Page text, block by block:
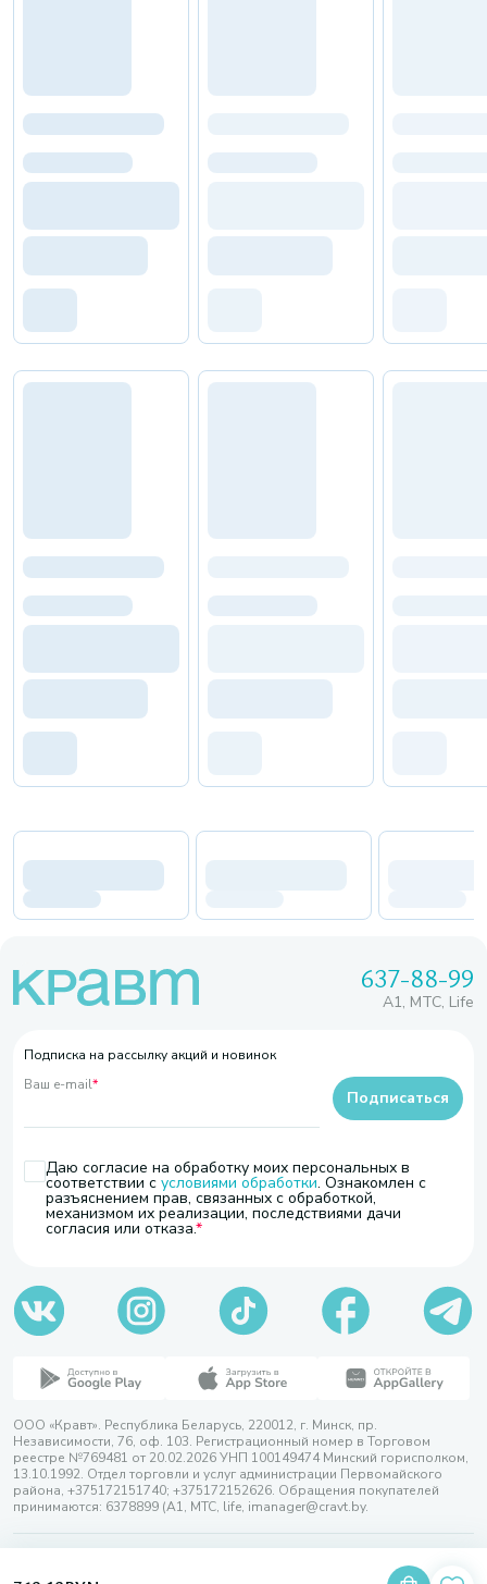
637-88-99
A1, МТС, Life
Подписка на рассылку акций и новинок
Ваш e-mail*
Даю согласие на обработку моих персональных в
соответствии с условиями обработки. Ознакомлен с
разъяснением прав, связанных с обработкой,
механизмом их реализации, последствиями дачи
согласия или отказа.
Подписаться
ООО «Кравт». Республика Беларусь, 220012, г. Минск, пр.
Независимости, 76, оф. 103. Регистрационный номер в Торговом
реестре №769481 от 20.02.2026 УНП 100149474 Минский горисполком,
13.10.1992. Отдел торговли и услуг администрации Первомайского
района, +375172151740; +375172152626. Обращения покупателей
принимаются: 6378899 (А1, МТС, life, imanager@cravt.by.